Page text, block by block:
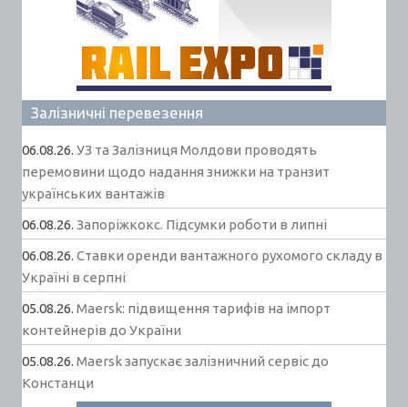
Залізничні перевезення
06.08.26. УЗ та Залізниця Молдови проводять
перемовини щодо надання знижки на транзит
українських вантажів
06.08.26. Запоріжкокс. Підсумки роботи в липні
06.08.26. Ставки оренди вантажного рухомого складу в
Україні в серпні
05.08.26. Maersk: підвищення тарифів на імпорт
контейнерів до України
05.08.26. Maersk запускає залізничний сервіс до
Констанци